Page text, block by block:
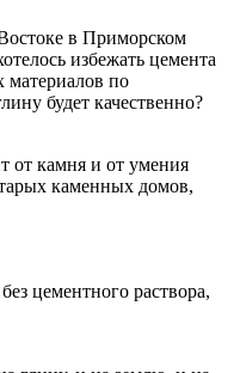
в Приморском
избежать цемента
материалов по
будет качественно?
от камня и от умения
каменных домов,
цементного раствора,